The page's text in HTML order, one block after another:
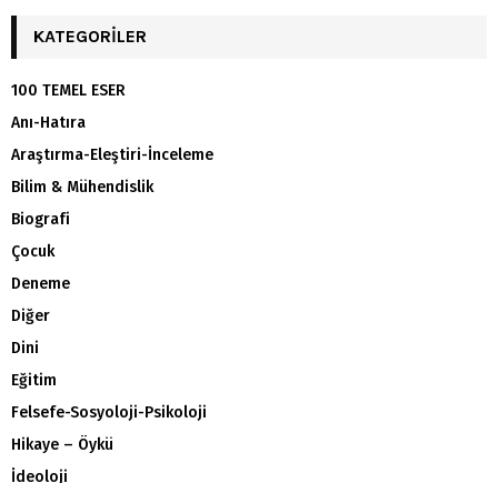
KATEGORILER
100 TEMEL ESER
Anı-Hatıra
Araştırma-Eleştiri-İnceleme
Bilim & Mühendislik
Biografi
Çocuk
Deneme
Diğer
Dini
Eğitim
Felsefe-Sosyoloji-Psikoloji
Hikaye – Öykü
İdeoloji